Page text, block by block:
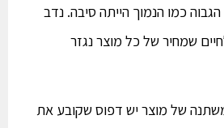
כמו הנמוך הייתה סיבה. נדב
שמחיר של כל מוצר נגזר
של מוצר יש דפוס שקובע את